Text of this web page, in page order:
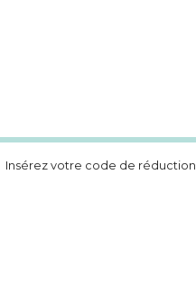
Insérez votre code de réduction